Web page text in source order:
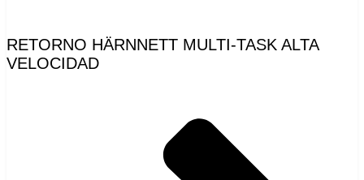
RETORNO HÄRNNETT MULTI-TASK ALTA
VELOCIDAD